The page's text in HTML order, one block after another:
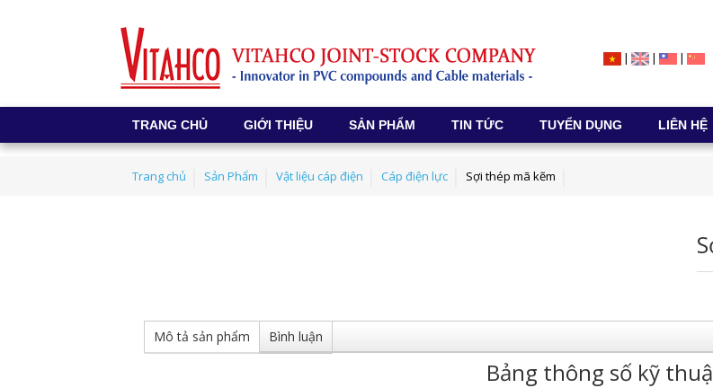
| | |
TRANG CHỦ GIỚI THIỆU SẢN PHẨM TIN TỨC TUYỂN DỤNG LIÊN HỆ
Trang chủ Sản Phẩm Vật liệu cáp điện Cáp điện lực Sợi thép mã kẽm
Mô tả sản phẩm Bình luận
Bảng thông số kỹ